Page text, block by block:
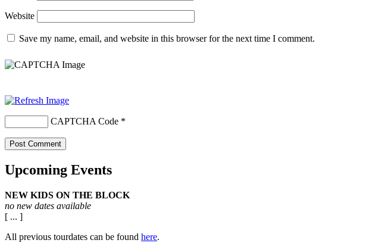
Website
Save my name, email, and website in this browser for the next time I comment.
CAPTCHA Code *
Upcoming Events
NEW KIDS ON THE BLOCK
no new dates available
[ ... ]
All previous tourdates can be found here.